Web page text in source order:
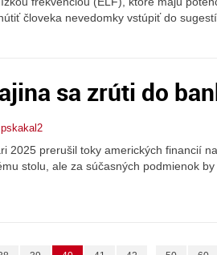
človeka nevedomky vstúpiť do
sa zrúti do
pskakal2
2025 prerušil toky amerických financií
stolu, ale za súčasných podmienok